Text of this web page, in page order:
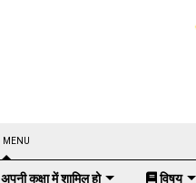
MENU
अपनी कक्षा में शामिल हो विषय